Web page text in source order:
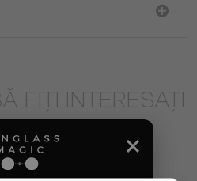
FIȚI INTERESAȚI